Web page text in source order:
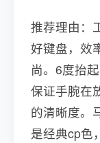
推荐理由：
好键盘，效
尚。6度抬
保证手腕在
的清晰度。
是经典cp色